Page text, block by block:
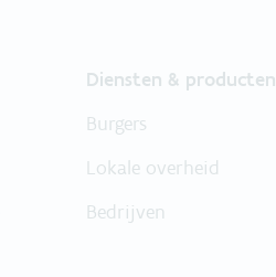
Diensten & producten
Burgers
Lokale overheid
Bedrijven